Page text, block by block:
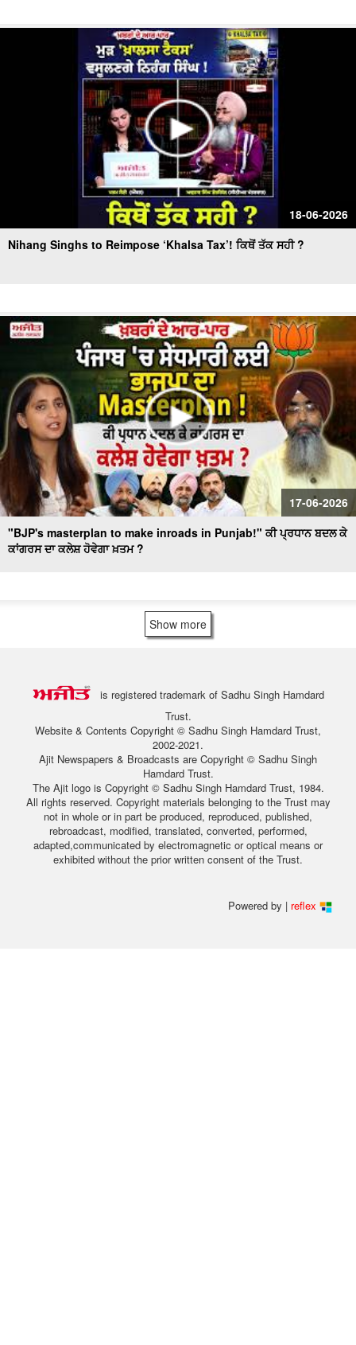
18-06-2026
Nihang Singhs to Reimpose ‘Khalsa Tax’! ਕਿਥੋਂ ਤੱਕ ਸਹੀ ?
17-06-2026
"BJP's masterplan to make inroads in Punjab!" ਕੀ ਪ੍ਰਧਾਨ ਬਦਲ ਕੇ
ਕਾਂਗਰਸ ਦਾ ਕਲੇਸ਼ ਹੋਵੇਗਾ ਖ਼ਤਮ ?
Show more
is registered trademark of Sadhu Singh Hamdard
Trust.
Website & Contents Copyright © Sadhu Singh Hamdard Trust,
2002-2021.
Ajit Newspapers & Broadcasts are Copyright © Sadhu Singh
Hamdard Trust.
The Ajit logo is Copyright © Sadhu Singh Hamdard Trust, 1984.
All rights reserved. Copyright materials belonging to the Trust may
not in whole or in part be produced, reproduced, published,
rebroadcast, modified, translated, converted, performed,
adapted,communicated by electromagnetic or optical means or
exhibited without the prior written consent of the Trust.
Powered by | reflex